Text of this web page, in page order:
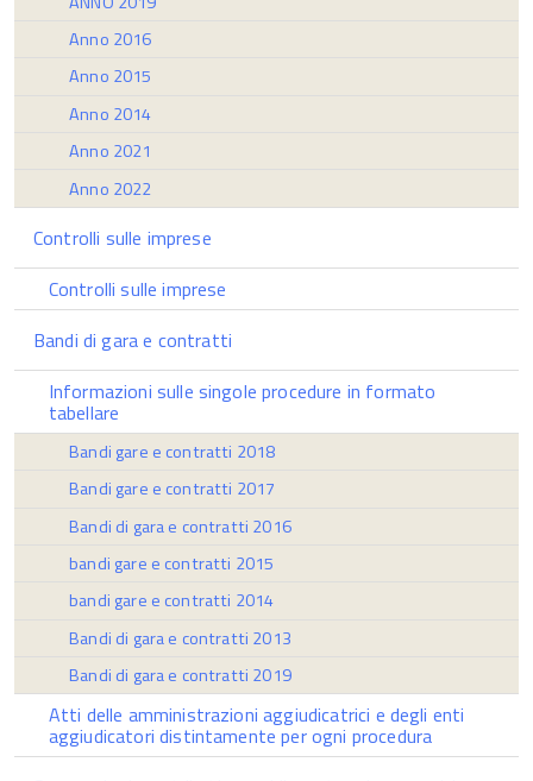
Anno 2016
Anno 2015
Anno 2014
Anno 2021
Anno 2022
Controlli sulle imprese
Controlli sulle imprese
Bandi di gara e contratti
Informazioni sulle singole procedure in formato
tabellare
Bandi gare e contratti 2018
Bandi gare e contratti 2017
Bandi di gara e contratti 2016
bandi gare e contratti 2015
bandi gare e contratti 2014
Bandi di gara e contratti 2013
Bandi di gara e contratti 2019
Atti delle amministrazioni aggiudicatrici e degli enti
aggiudicatori distintamente per ogni procedura